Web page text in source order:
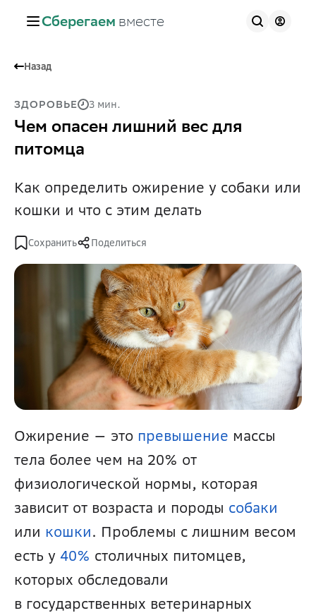
Сберегаем вместе
Назад
ЗДОРОВЬЕ 3 мин.
Чем опасен лишний вес для
питомца
Как определить ожирение у собаки или
кошки и что с этим делать
Сохранить Поделиться
Ожирение — это превышение массы
тела более чем на 20% от
физиологической нормы, которая
зависит от возраста и породы
или кошки. Проблемы с лишним весом
есть у 40% столичных питомцев,
которых обследовали
в государственных ветеринарных